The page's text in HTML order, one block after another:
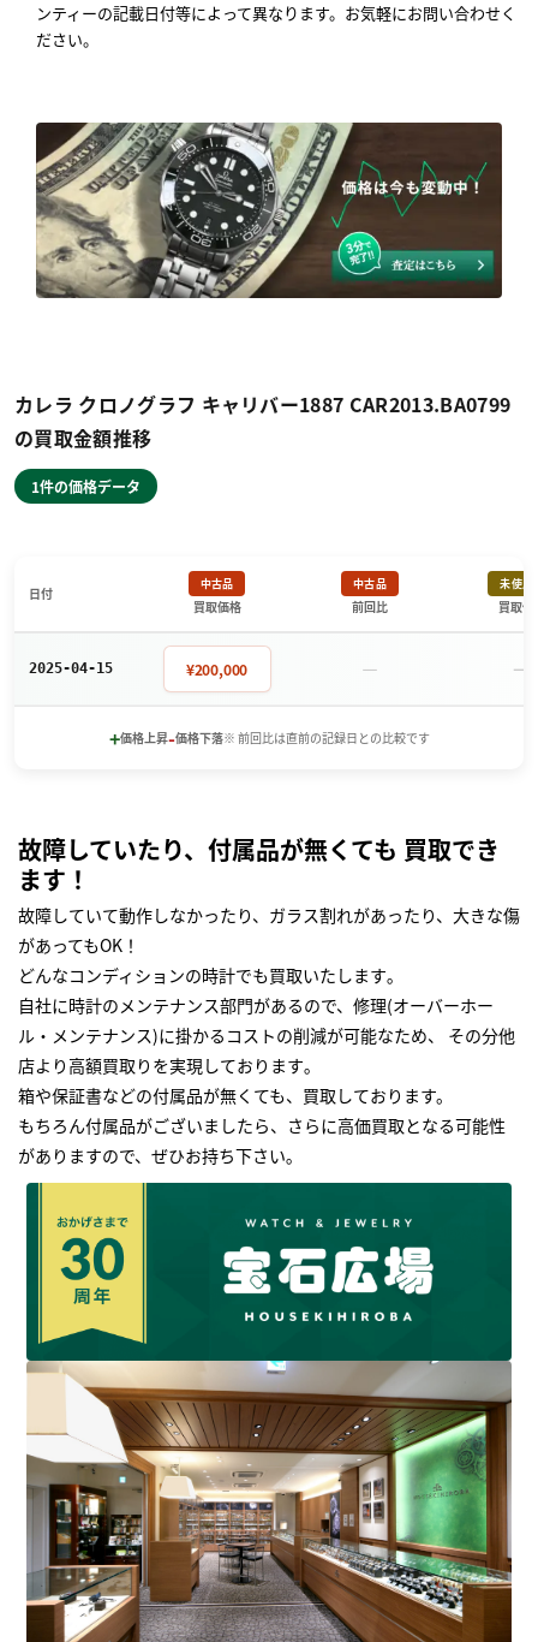
ンティーの記載日付等によって異なります。お気軽にお問い合わせく
ださい。
カレラ クロノグラフ キャリバー1887 CAR2013.BA0799
の買取金額推移
1件の価格データ
日付
中古品
買取価格
中古品
前回比
未使用
買取価
2025-04-15 ¥200,000 － －
+価格上昇-価格下落※ 前回比は直前の記録日との比較です
故障していたり、付属品が無くても 買取でき
ます！
故障していて動作しなかったり、ガラス割れがあったり、大きな傷
があってもOK！
どんなコンディションの時計でも買取いたします｡
自社に時計のメンテナンス部門があるので、修理(オーバーホー
ル・メンテナンス)に掛かるコストの削減が可能なため、 その分他
店より高額買取りを実現しております｡
箱や保証書などの付属品が無くても、買取しております。
もちろん付属品がございましたら、さらに高価買取となる可能性
がありますので、ぜひお持ち下さい｡